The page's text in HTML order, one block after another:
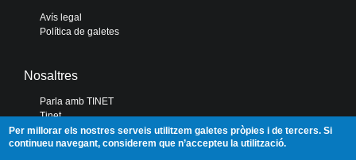
Avís legal
Política de galetes
Nosaltres
Parla amb TINET
Tinet
Diputació de Tarragona
Portal de Transparència
Per millorar els nostres serveis utilitzem galetes pròpies i de tercers. Si
continueu navegant, considerem que n’accepteu la utilització.